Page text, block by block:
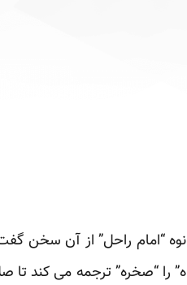
“امام راحل” از آن سخن
را “صخره” ترجمه می کند تا